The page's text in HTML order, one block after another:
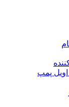
پمپ